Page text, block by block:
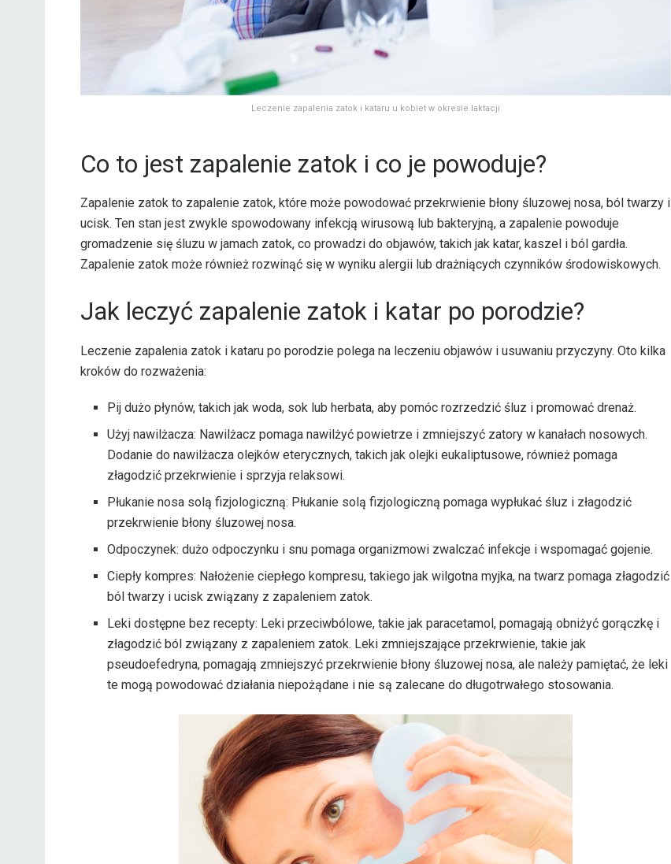
Leczenie zapalenia zatok i kataru u kobiet w okresie laktacji
Co to jest zapalenie zatok i co je powoduje?
Zapalenie zatok to zapalenie zatok, które może powodować przekrwienie błony śluzowej nosa, ból twarzy i
ucisk. Ten stan jest zwykle spowodowany infekcją wirusową lub bakteryjną, a zapalenie powoduje
gromadzenie się śluzu w jamach zatok, co prowadzi do objawów, takich jak katar, kaszel i ból gardła.
Zapalenie zatok może również rozwinąć się w wyniku alergii lub drażniących czynników środowiskowych.
Jak leczyć zapalenie zatok i katar po porodzie?
Leczenie zapalenia zatok i kataru po porodzie polega na leczeniu objawów i usuwaniu przyczyny. Oto kilka
kroków do rozważenia:
Pij dużo płynów, takich jak woda, sok lub herbata, aby pomóc rozrzedzić śluz i promować drenaż.
Użyj nawilżacza: Nawilżacz pomaga nawilżyć powietrze i zmniejszyć zatory w kanałach nosowych.
Dodanie do nawilżacza olejków eterycznych, takich jak olejki eukaliptusowe, również pomaga
złagodzić przekrwienie i sprzyja relaksowi.
Płukanie nosa solą fizjologiczną: Płukanie solą fizjologiczną pomaga wypłukać śluz i złagodzić
przekrwienie błony śluzowej nosa.
Odpoczynek: dużo odpoczynku i snu pomaga organizmowi zwalczać infekcje i wspomagać gojenie.
Ciepły kompres: Nałożenie ciepłego kompresu, takiego jak wilgotna myjka, na twarz pomaga złagodzić
ból twarzy i ucisk związany z zapaleniem zatok.
Leki dostępne bez recepty: Leki przeciwbólowe, takie jak paracetamol, pomagają obniżyć gorączkę i
złagodzić ból związany z zapaleniem zatok. Leki zmniejszające przekrwienie, takie jak
pseudoefedryna, pomagają zmniejszyć przekrwienie błony śluzowej nosa, ale należy pamiętać, że leki
te mogą powodować działania niepożądane i nie są zalecane do długotrwałego stosowania.